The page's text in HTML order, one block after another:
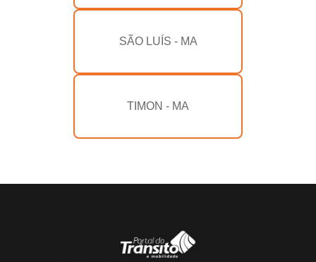
SÃO LUÍS - MA
TIMON - MA